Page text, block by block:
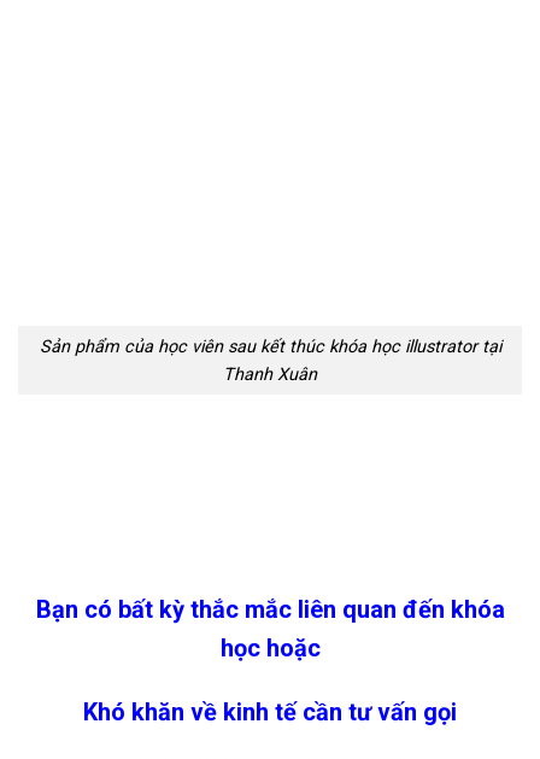
Sản phẩm của học viên sau kết thúc khóa học illustrator tại
Thanh Xuân
Bạn có bất kỳ thắc mắc liên quan đến khóa
học hoặc
Khó khăn về kinh tế cần tư vấn gọi